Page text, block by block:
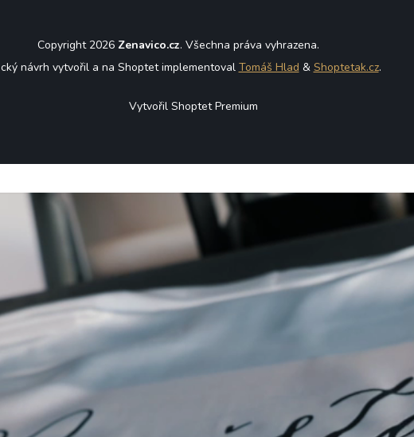
Copyright 2026 Zenavico.cz. Všechna práva vyhrazena.
návrh vytvořil a na Shoptet implementoval Tomáš Hlad & Shoptetak.cz.
Vytvořil Shoptet Premium